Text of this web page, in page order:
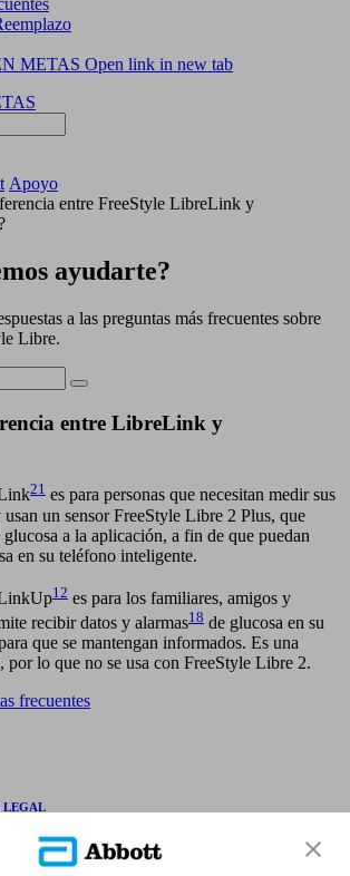
METAS Open link in new tab
Apoyo
entre FreeStyle LibreLink y
ayudarte?
a las preguntas más frecuentes sobre
Libre.
entre LibreLink y
21 es para personas que necesitan medir sus
un sensor FreeStyle Libre 2 Plus, que
a la aplicación, a fin de que puedan
en su teléfono inteligente.
12 es para los familiares, amigos y
recibir datos y alarmas18 de glucosa en su
que se mantengan informados. Es una
por lo que no se usa con FreeStyle Libre 2.
frecuentes
LEGAL